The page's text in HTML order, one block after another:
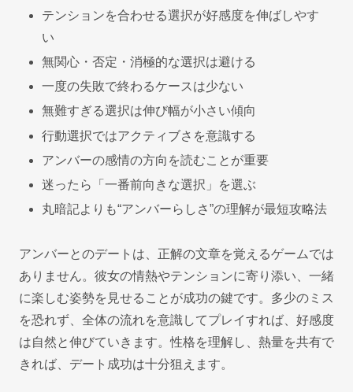
テンションを合わせる選択が好感度を伸ばしやす
い
無関心・否定・消極的な選択は避ける
一度の失敗で終わるケースは少ない
無難すぎる選択は伸び幅が小さい傾向
行動選択ではアクティブさを意識する
アンバーの感情の方向を読むことが重要
迷ったら「一番前向きな選択」を選ぶ
丸暗記よりも“アンバーらしさ”の理解が最短攻略法
アンバーとのデートは、正解の文章を覚えるゲームでは
ありません。彼女の情熱やテンションに寄り添い、一緒
に楽しむ姿勢を見せることが成功の鍵です。多少のミス
を恐れず、全体の流れを意識してプレイすれば、好感度
は自然と伸びていきます。性格を理解し、熱量を共有で
きれば、デート成功は十分狙えます。